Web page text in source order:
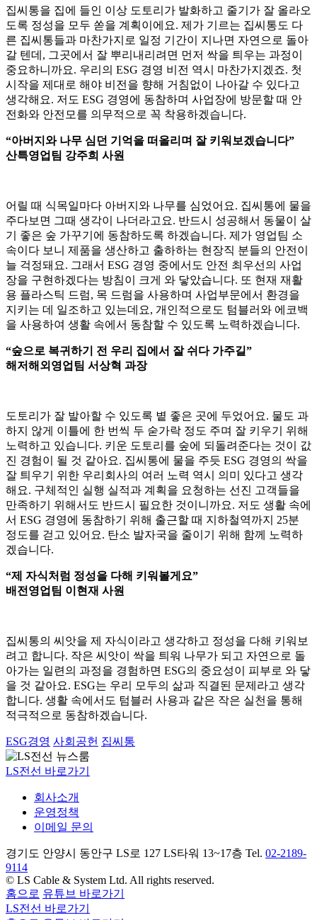
집씨통을 집에 들인 이상 도토리가 발화하고 줄기가 잘 올라오
도록 정성을 모두 쏟을 계획이에요. 제가 기르는 집씨통도 다
른 집씨통들과 마찬가지로 일정 기간이 지나면 자연으로 돌아
갈 텐데, 그곳에서 잘 뿌리내리려면 먼저 싹을 틔우는 과정이
중요하니까요. 우리의 ESG 경영 비전 역시 마찬가지겠죠. 첫
시작을 제대로 해야 비전을 향해 거침없이 나아갈 수 있다고
생각해요. 저도 ESG 경영에 동참하며 사업장에 방문할 때 안
전화와 안전모를 의무적으로 꼭 착용하겠습니다.
“아버지와 나무 심던 기억을 떠올리며 잘 키워보겠습니다”
산특영업팀 강주희 사원
어릴 때 식목일마다 아버지와 나무를 심었어요. 집씨통에 물을
주다보면 그때 생각이 나더라고요. 반드시 성공해서 동물이 살
기 좋은 숲 가꾸기에 동참하도록 하겠습니다. 제가 영업팀 소
속이다 보니 제품을 생산하고 출하하는 현장직 분들의 안전이
늘 걱정돼요. 그래서 ESG 경영 중에서도 안전 최우선의 사업
장을 구현하겠다는 방침이 크게 와 닿았습니다. 또 현재 재활
용 플라스틱 드럼, 목 드럼을 사용하며 사업부문에서 환경을
지키는 데 일조하고 있는데요, 개인적으로도 텀블러와 에코백
을 사용하여 생활 속에서 동참할 수 있도록 노력하겠습니다.
“숲으로 복귀하기 전 우리 집에서 잘 쉬다 가주길”
해저해외영업팀 서상혁 과장
도토리가 잘 발아할 수 있도록 볕 좋은 곳에 두었어요. 물도 과
하지 않게 이틀에 한 번씩 두 숟가락 정도 주며 잘 키우기 위해
노력하고 있습니다. 키운 도토리를 숲에 되돌려준다는 것이 값
진 경험이 될 것 같아요. 집씨통에 물을 주듯 ESG 경영의 싹을
잘 틔우기 위한 우리회사의 여러 노력 역시 의미 있다고 생각
해요. 구체적인 실행 실적과 계획을 요청하는 선진 고객들을
만족하기 위해서도 반드시 필요한 것이니까요. 저도 생활 속에
서 ESG 경영에 동참하기 위해 출근할 때 지하철역까지 25분
정도를 걷고 있어요. 탄소 발자국을 줄이기 위해 함께 노력하
겠습니다.
“제 자식처럼 정성을 다해 키워볼게요”
배전영업팀 이현재 사원
집씨통의 씨앗을 제 자식이라고 생각하고 정성을 다해 키워보
려고 합니다. 작은 씨앗이 싹을 틔워 나무가 되고 자연으로 돌
아가는 일련의 과정을 경험하면 ESG의 중요성이 피부로 와 닿
을 것 같아요. ESG는 우리 모두의 삶과 직결된 문제라고 생각
합니다. 생활 속에서도 텀블러 사용과 같은 작은 실천을 통해
적극적으로 동참하겠습니다.
ESG경영 사회공헌 집씨통
LS전선 바로가기
회사소개
운영정책
이메일 문의
경기도 안양시 동안구 LS로 127 LS타워 13~17층 Tel. 02-2189-
9114
© LS Cable & System Ltd. All rights reserved.
홈으로 유튜브 바로가기
LS전선 바로가기